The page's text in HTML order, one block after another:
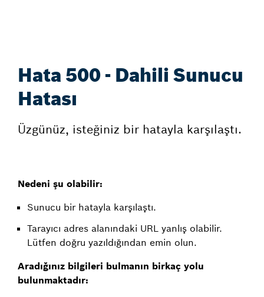
Hata 500 - Dahili Sunucu
Hatası
Üzgünüz, isteğiniz bir hatayla karşılaştı.
Nedeni şu olabilir:
Sunucu bir hatayla karşılaştı.
Tarayıcı adres alanındaki URL yanlış olabilir.
Lütfen doğru yazıldığından emin olun.
Aradığınız bilgileri bulmanın birkaç yolu
bulunmaktadır: